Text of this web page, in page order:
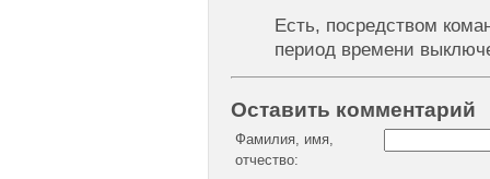
Есть, посредством
период времени
Оставить комментарий
Фамилия, имя,
отчество: